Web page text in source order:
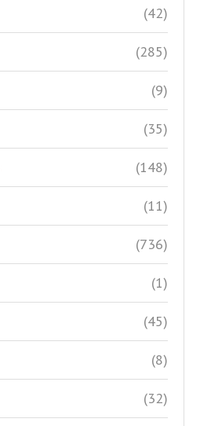
(42)
(285)
(9)
(35)
(148)
(11)
(736)
(1)
(45)
(8)
(32)